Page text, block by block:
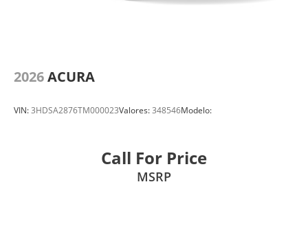
2026ACURA
VIN:3HDSA2876TM000023Valores:348546Modelo:
Call For Price
MSRP